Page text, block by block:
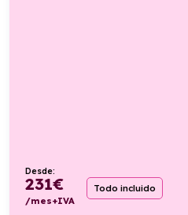
Desde:
231€
/mes+IVA
Todo incluido